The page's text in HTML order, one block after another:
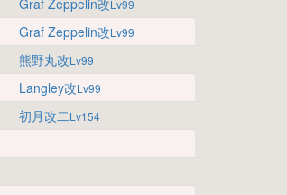
Graf Zeppelin改Lv99
Graf Zeppelin改Lv99
熊野丸改Lv99
Langley改Lv99
初月改二Lv154